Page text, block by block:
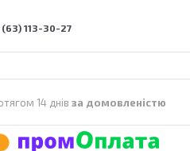
113-30-27
14 днів за домовленістю